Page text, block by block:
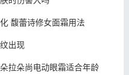
馥蕾诗修女面霜用法
出现
拉朵尚电动眼霜适合年龄